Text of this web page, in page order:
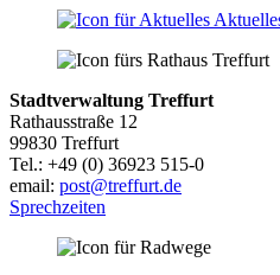
Stadtverwaltung Treffurt
Rathausstraße 12
99830 Treffurt
Tel.: +49 (0) 36923 515-0
email: post@treffurt.de
Sprechzeiten